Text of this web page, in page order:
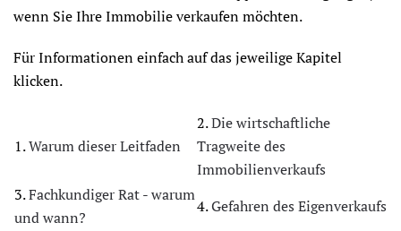
wenn Sie Ihre Immobilie verkaufen möchten.
Für Informationen einfach auf das jeweilige Kapitel
klicken.
1.Warum dieser Leitfaden
2.Die wirtschaftliche
Tragweite des
Immobilienverkaufs
3.Fachkundiger Rat - warum
und wann?
4.Gefahren des Eigenverkaufs